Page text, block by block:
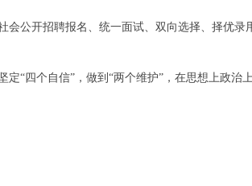
公开招聘报名、统一面试、双向选择、择优录
定“四个自信”，做到“两个维护”，在思想上政治